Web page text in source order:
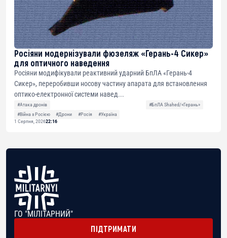
Росіяни модернізували фюзеляж «Герань-4 Сикер»
для оптичного наведення
Росіяни модифікували реактивний ударний БпЛА «Герань-4
Сикер», переробивши носову частину апарата для встановлення
оптико-електронної системи навед...
#Атака дронів
#БпЛА Shahed/«Герань»
#Війна з Росією
#Дрони #Росія
#Україна
1 Серпня, 202622:16
ГО "МІЛІТАРНИЙ"
ПІДТРИМАТИ